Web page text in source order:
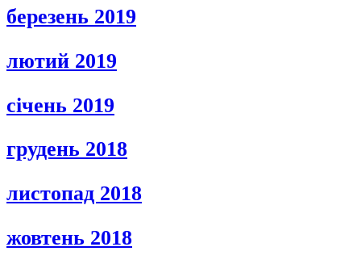
березень 2019
лютий 2019
січень 2019
грудень 2018
листопад 2018
жовтень 2018